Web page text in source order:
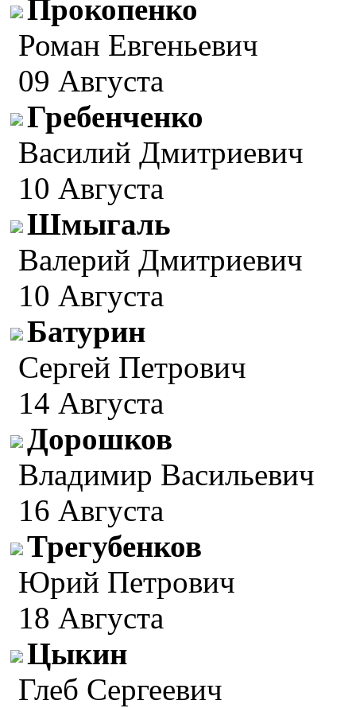
Прокопенко
Роман Евгеньевич
09 Августа
Гребенченко
Василий Дмитриевич
10 Августа
Шмыгаль
Валерий Дмитриевич
10 Августа
Батурин
Сергей Петрович
14 Августа
Дорошков
Владимир Васильевич
16 Августа
Трегубенков
Юрий Петрович
18 Августа
Цыкин
Глеб Сергеевич